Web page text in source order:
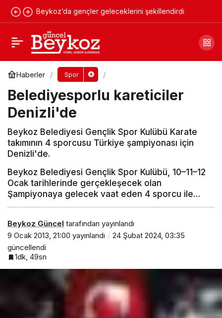
Beykoz’da gençler geleceklerini şekillendirdi
Haberler Spor
Belediyesporlu kareticiler
Denizli'de
Beykoz Belediyesi Gençlik Spor Kulübü Karate
takımının 4 sporcusu Türkiye şampiyonası için
Denizli'de.
Beykoz Belediyesi Gençlik Spor Kulübü, 10–11–12
Ocak tarihlerinde gerçekleşecek olan
Şampiyonaya gelecek vaat eden 4 sporcu ile…
Beykoz Güncel tarafından yayınlandı
9 Ocak 2013, 21:00 yayınlandı
24 Şubat 2024, 03:35
güncellendi
1dk, 49sn
Beykoz 1908'den STAD açıklaması
Yorum Yap Paylaş